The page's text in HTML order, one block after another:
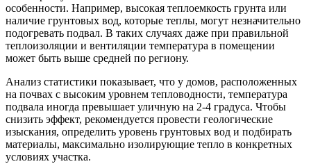
особенности. Например, высокая теплоемкость грунта или
наличие грунтовых вод, которые теплы, могут незначительно
подогревать подвал. В таких случаях даже при правильной
теплоизоляции и вентиляции температура в помещении
может быть выше средней по региону.
Анализ статистики показывает, что у домов, расположенных
на почвах с высоким уровнем тепловодности, температура
подвала иногда превышает уличную на 2-4 градуса. Чтобы
снизить эффект, рекомендуется провести геологические
изыскания, определить уровень грунтовых вод и подбирать
материалы, максимально изолирующие тепло в конкретных
условиях участка.